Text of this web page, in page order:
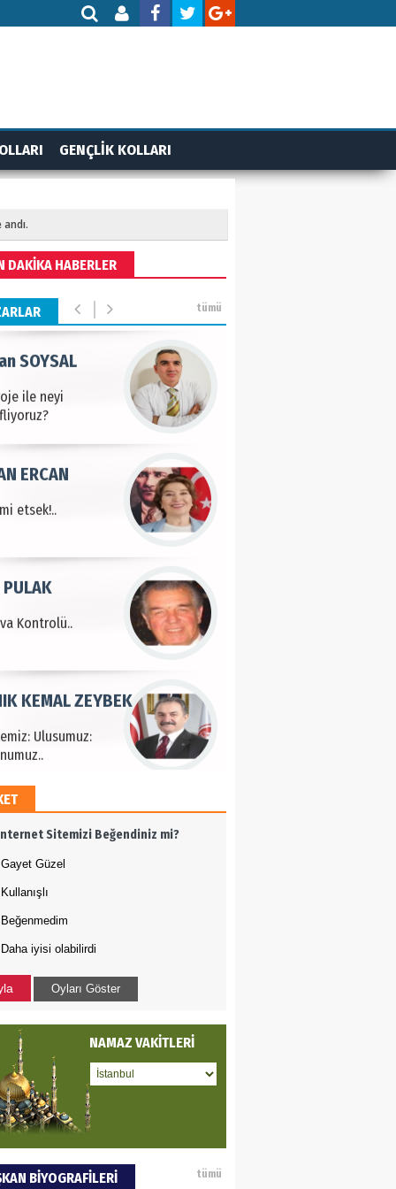
GENÇLİK KOLLARI
DAKİKA HABERLER
tümü
TAŞDEMİR
- Sağlık turizminde
başarı…
BULUZ
tarımla para
ile neyi
SOYSAL
etsek!..
ERCAN
Kontrolü..
PULAK
Ulusumuz:
KEMAL ZEYBEK
12 Eylül..
TAŞDEMİR
- Sağlık turizminde
başarı…
BULUZ
tarımla para
ile neyi
SOYSAL
Sitemizi Beğendiniz mi?
Gayet Güzel
Kullanışlı
Beğenmedim
Daha iyisi olabilirdi
Oyları Göster
NAMAZ VAKİTLERİ
BİYOGRAFİLERİ tümü